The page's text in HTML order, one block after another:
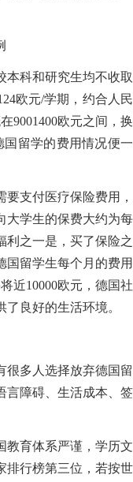
本科和研究生均不收取
欧元/学期，约合人民
9001400欧元之间，换
国留学的费用情况便一
支付医疗保险费用，
大学生的保费大约为每
利之一是，买了保险之
国留学生每个月的费用
近10000欧元，德国社
良好的生活环境。
很多人选择放弃德国留
言障碍、生活成本、签
教育体系严谨，学历文
排行榜第三位，若按世